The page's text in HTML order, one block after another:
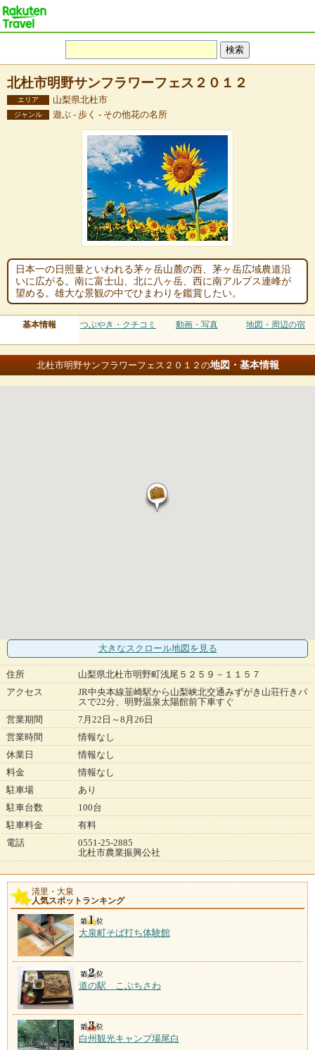
北杜市明野サンフラワーフェス２０１２
エリア 山梨県北杜市
ジャンル 遊ぶ - 歩く - その他花の名所
日本一の日照量といわれる茅ヶ岳山麓の西、茅ヶ岳広域農道沿
いに広がる。南に富士山、北に八ヶ岳、西に南アルプス連峰が
望める。雄大な景観の中でひまわりを鑑賞したい。
基本情報 つぶやき・クチコミ 動画・写真 地図・周辺の宿
北杜市明野サンフラワーフェス２０１２の地図・基本情報
大きなスクロール地図 を見る
住所
山梨県北杜市明野町浅尾５２５９－１１５７
アクセス
JR中央本線韮崎駅から山梨峡北交通みずがき山荘行きバ
スで22分、明野温泉太陽館前下車すぐ
営業期間
7月22日～8月26日
営業時間
情報なし
休業日
情報なし
料金
情報なし
駐車場
あり
駐車台数
100台
駐車料金
有料
電話
0551-25-2885
北杜市農業振興公社
清里・大泉
人気スポットランキング
大泉町そば打ち体験館
道の駅 こぶちさわ
白州観光キャンプ場尾白